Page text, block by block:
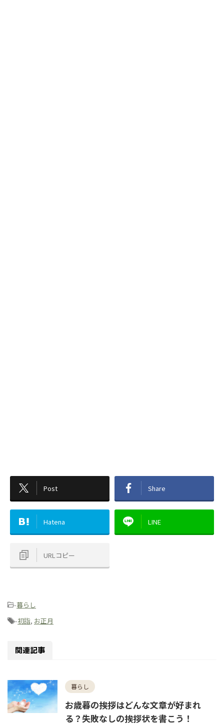
Post Share
Hatena LINE
URLコピー
-暮らし
-初詣, お正月
関連記事
暮らし
お歳暮の挨拶はどんな文章が好まれ
る？失敗なしの挨拶状を書こう！